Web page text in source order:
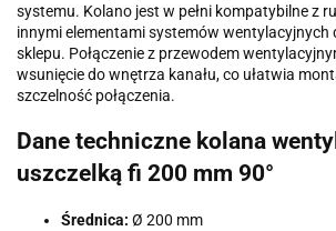
systemu. Kolano jest w pełni kompatybilne z
innymi elementami systemów wentylacyjnych
sklepu. Połączenie z przewodem
wsunięcie do wnętrza kanału, co ułatwia
szczelność połączenia.
Dane techniczne kolana
uszczelką fi 200 mm 90°
Średnica: Ø 200 mm